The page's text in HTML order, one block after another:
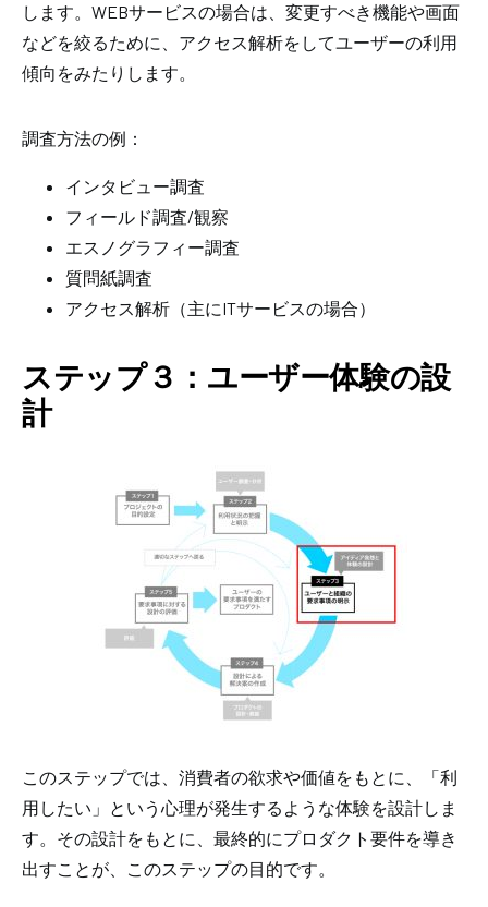
します。WEBサービスの場合は、変更すべき機能や画面
などを絞るために、アクセス解析をしてユーザーの利用
傾向をみたりします。
調査方法の例：
インタビュー調査
フィールド調査/観察
エスノグラフィー調査
質問紙調査
アクセス解析（主にITサービスの場合）
ステップ３：ユーザー体験の設
計
このステップでは、消費者の欲求や価値をもとに、「利
用したい」という心理が発生するような体験を設計しま
す。その設計をもとに、最終的にプロダクト要件を導き
出すことが、このステップの目的です。